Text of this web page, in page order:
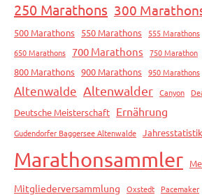
250 Marathons 300
500 Marathons 550 Marathons 555 Marathons
650 Marathons 700 Marathons 750 Marathon
800 Marathons 900 Marathons 950 Marathons
Altenwalde Altenwalder Canyon
Deutsche Meisterschaft Ernährung
Gudendorfer Baggersee Altenwalde Jahresstatistik
Marathonsammler
Mitgliederversammlung Oxstedt Pacemaker